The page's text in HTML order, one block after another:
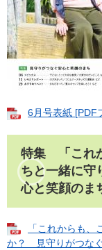
6月号表紙 [PDF
特集 「これ
ちと一緒に
心と笑顔のま
「これからも
か？ 見守りがつな